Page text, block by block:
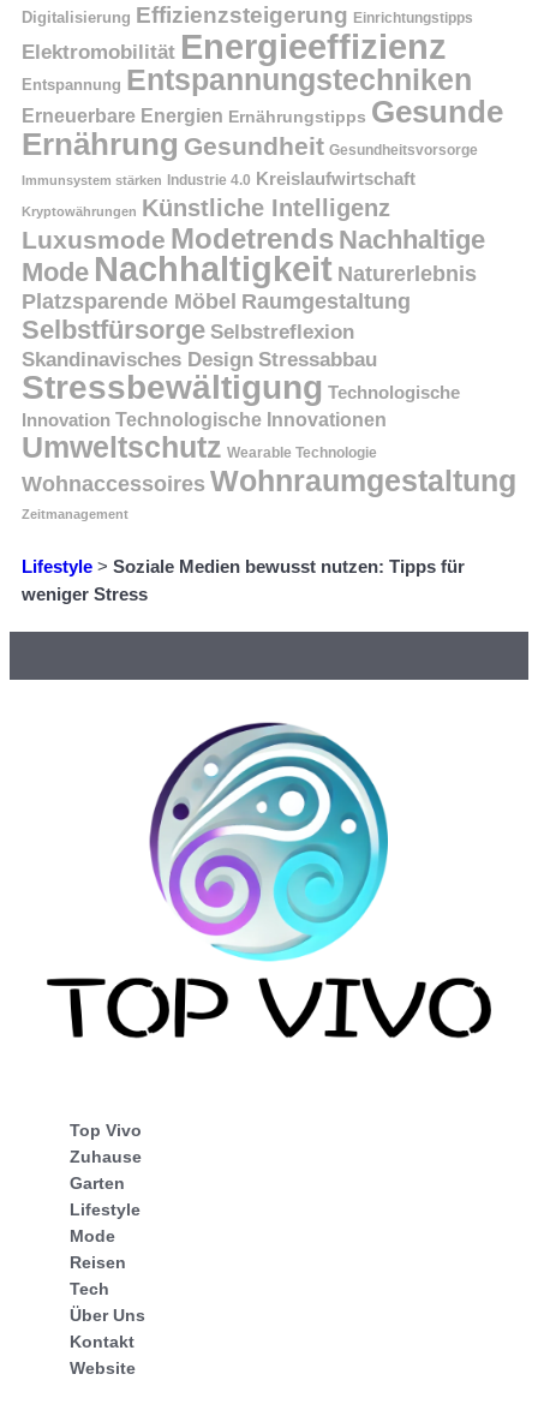
Digitalisierung Effizienzsteigerung Einrichtungstipps
Elektromobilität Energieeffizienz
Entspannung Entspannungstechniken
Erneuerbare Energien Ernährungstipps Gesunde
Ernährung Gesundheit Gesundheitsvorsorge
Immunsystem stärken Industrie 4.0 Kreislaufwirtschaft
Kryptowährungen Künstliche Intelligenz
Luxusmode Modetrends Nachhaltige
Mode Nachhaltigkeit Naturerlebnis
Platzsparende Möbel Raumgestaltung
Selbstfürsorge Selbstreflexion
Skandinavisches Design Stressabbau
Stressbewältigung Technologische
Innovation Technologische Innovationen
Umweltschutz Wearable Technologie
Wohnaccessoires Wohnraumgestaltung
Zeitmanagement
Lifestyle > Soziale Medien bewusst nutzen: Tipps für
weniger Stress
Top Vivo
Zuhause
Garten
Lifestyle
Mode
Reisen
Tech
Über Uns
Kontakt
Website